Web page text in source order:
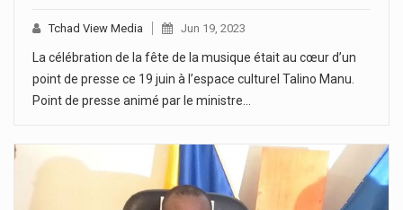
Tchad View Media Jun 19, 2023
La célébration de la fête de la musique était au cœur d’un
point de presse ce 19 juin à l’espace culturel Talino Manu.
Point de presse animé par le ministre…